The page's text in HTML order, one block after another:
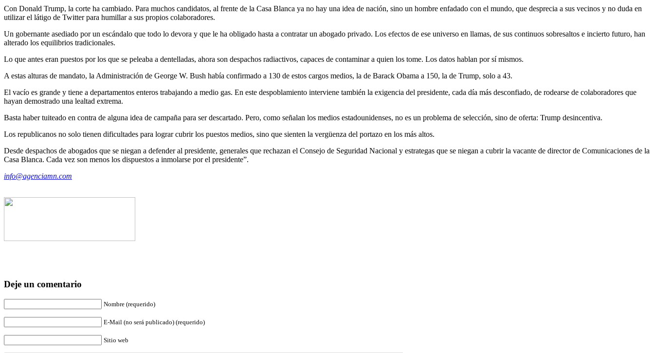
Con Donald Trump, la corte ha cambiado. Para muchos candidatos, al frente de la Casa Blanca ya no hay una idea de nación, sino un hombre enfadado con el mundo, que desprecia a sus vecinos y no duda en
utilizar el látigo de Twitter para humillar a sus propios colaboradores.
Un gobernante asediado por un escándalo que todo lo devora y que le ha obligado hasta a contratar un abogado privado. Los efectos de ese universo en llamas, de sus continuos sobresaltos e incierto futuro, han
alterado los equilibrios tradicionales.
Lo que antes eran puestos por los que se peleaba a dentelladas, ahora son despachos radiactivos, capaces de contaminar a quien los tome. Los datos hablan por sí mismos.
A estas alturas de mandato, la Administración de George W. Bush había confirmado a 130 de estos cargos medios, la de Barack Obama a 150, la de Trump, solo a 43.
El vacío es grande y tiene a departamentos enteros trabajando a medio gas. En este despoblamiento interviene también la exigencia del presidente, cada día más desconfiado, de rodearse de colaboradores que
hayan demostrado una lealtad extrema.
Basta haber tuiteado en contra de alguna idea de campaña para ser descartado. Pero, como señalan los medios estadounidenses, no es un problema de selección, sino de oferta: Trump desincentiva.
Los republicanos no solo tienen dificultades para lograr cubrir los puestos medios, sino que sienten la vergüenza del portazo en los más altos.
Desde despachos de abogados que se niegan a defender al presidente, generales que rechazan el Consejo de Seguridad Nacional y estrategas que se niegan a cubrir la vacante de director de Comunicaciones de la
Casa Blanca. Cada vez son menos los dispuestos a inmolarse por el presidente”.
info@agenciamn.com
Deje un comentario
Nombre (requerido)
E-Mail (no será publicado) (requerido)
Sitio web